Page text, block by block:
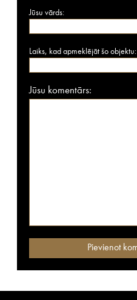
Jūsu vārds:
Laiks, kad apmeklējāt šo objektu:
Jūsu komentārs: